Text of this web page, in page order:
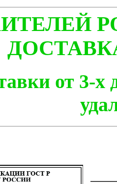
от 3-х